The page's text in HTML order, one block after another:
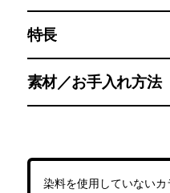
特長
素材／お手入れ方法
染料を使用していない